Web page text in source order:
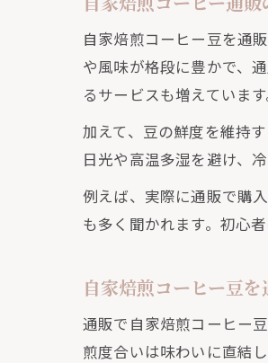
自家焙煎コーヒー豆を通
や風味が格段に豊かで、
るサービスも増えています
加えて、豆の鮮度を維持
日光や高温多湿を避け、
例えば、実際に通販で購
も多く聞かれます。初心
自家焙煎コーヒー豆
通販で自家焙煎コーヒー
煎度合いは味わいに直結